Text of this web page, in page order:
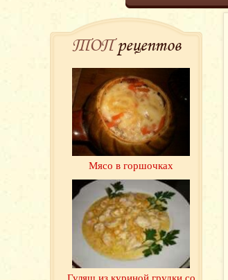
ТОПрецептов
Мясо в горшочках
Гуляш из куриной грудки со